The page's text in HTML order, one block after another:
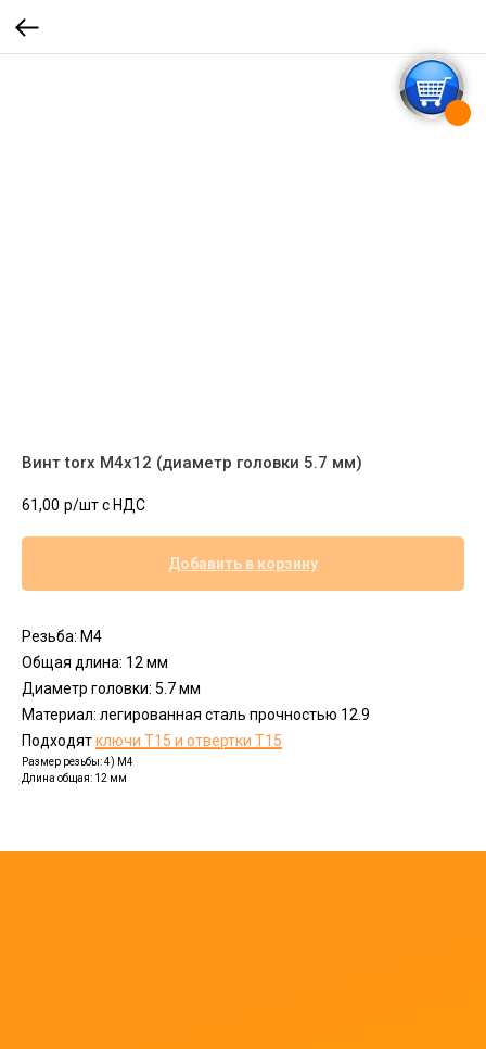
Винт torx M4x12 (диаметр головки 5.7 мм)
61,00 р/шт c НДС
Добавить в корзину
Резьба: М4
Общая длина: 12 мм
Диаметр головки: 5.7 мм
Материал: легированная сталь прочностью 12.9
Подходятключи Т15 и отвертки Т15
Размер резьбы: 4) M4
Длина общая: 12 мм